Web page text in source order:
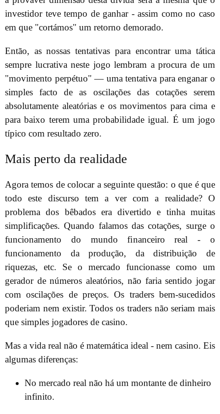
investidor teve tempo de ganhar - assim como no caso
em que "cortámos" um retorno demorado.
Então, as nossas tentativas para encontrar uma tática
sempre lucrativa neste jogo lembram a procura de um
"movimento perpétuo" — uma tentativa para enganar o
simples facto de as oscilações das cotações serem
absolutamente aleatórias e os movimentos para cima e
para baixo terem uma probabilidade igual. É um jogo
típico com resultado zero.
Mais perto da realidade
Agora temos de colocar a seguinte questão: o que é que
todo este discurso tem a ver com a realidade? O
problema dos bêbados era divertido e tinha muitas
simplificações. Quando falamos das cotações, surge o
funcionamento do mundo financeiro real - o
funcionamento da produção, da distribuição de
riquezas, etc. Se o mercado funcionasse como um
gerador de números aleatórios, não faria sentido jogar
com oscilações de preços. Os traders bem-sucedidos
poderiam nem existir. Todos os traders não seriam mais
que simples jogadores de casino.
Mas a vida real não é matemática ideal - nem casino. Eis
algumas diferenças:
No mercado real não há um montante de dinheiro
infinito.